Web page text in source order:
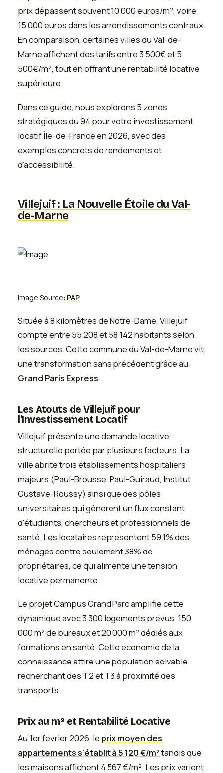
prix dépassent souvent 10 000 euros/m², voire
15 000 euros dans les arrondissements centraux.
En comparaison, certaines villes du Val-de-
Marne affichent des tarifs entre 3 500€ et 5
500€/m², tout en offrant une rentabilité locative
supérieure.
Dans ce guide, nous explorons 5 zones
stratégiques du 94 pour votre investissement
locatif Île-de-France en 2026, avec des
exemples concrets de rendements et
d'accessibilité.
Villejuif : La Nouvelle Étoile du Val-
de-Marne
Image Source: PAP
Située à 8 kilomètres de Notre-Dame, Villejuif
compte entre 55 208 et 58 142 habitants selon
les sources. Cette commune du Val-de-Marne vit
une transformation sans précédent grâce au
Grand Paris Express.
Les Atouts de Villejuif pour
l'Investissement Locatif
Villejuif présente une demande locative
structurelle portée par plusieurs facteurs. La
ville abrite trois établissements hospitaliers
majeurs (Paul-Brousse, Paul-Guiraud, Institut
Gustave-Roussy) ainsi que des pôles
universitaires qui génèrent un flux constant
d'étudiants, chercheurs et professionnels de
santé. Les locataires représentent 59,1% des
ménages contre seulement 38% de
propriétaires, ce qui alimente une tension
locative permanente.
Le projet Campus Grand Parc amplifie cette
dynamique avec 3 300 logements prévus, 150
000 m² de bureaux et 20 000 m² dédiés aux
formations en santé. Cette économie de la
connaissance attire une population solvable
recherchant des T2 et T3 à proximité des
transports.
Prix au m² et Rentabilité Locative
Au 1er février 2026, le prix moyen des
appartements s'établit à 5 120 €/m²tandis que
les maisons affichent 4 567 €/m². Les prix varient